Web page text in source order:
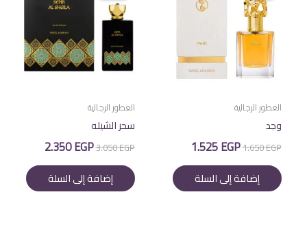
العطور الرجالية
وجد
1.650EGP السعر
الأصلي
هو:
1.650 EGP.
1.525EGP
هو:
1.525 EGP. إضافة إلى السلة
العطور الرجالية
سحر الشيله
3.050EGP السعر
الأصلي
هو:
3.050 EGP.
2.350EGP
هو:
2.350 EGP. إضافة إلى السلة